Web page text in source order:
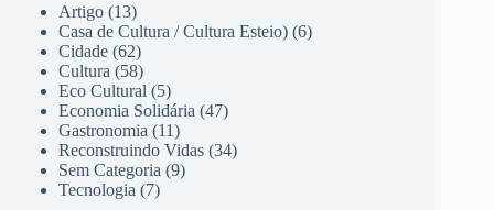
Artigo (13)
Casa de Cultura / Cultura Esteio) (6)
Cidade (62)
Cultura (58)
Eco Cultural (5)
Economia Solidária (47)
Gastronomia (11)
Reconstruindo Vidas (34)
Sem Categoria (9)
Tecnologia (7)